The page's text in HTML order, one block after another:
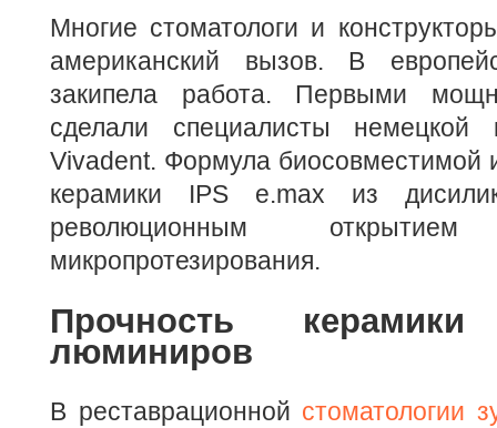
Многие стоматологи и
американский вызов. В
закипела работа. Первыми
сделали специалисты немецкой
Vivadent. Формула биосовместимой
керамики IPS e.max из
революционным
микропротезирования.
Прочность
люминиров
В реставрационной стоматологии